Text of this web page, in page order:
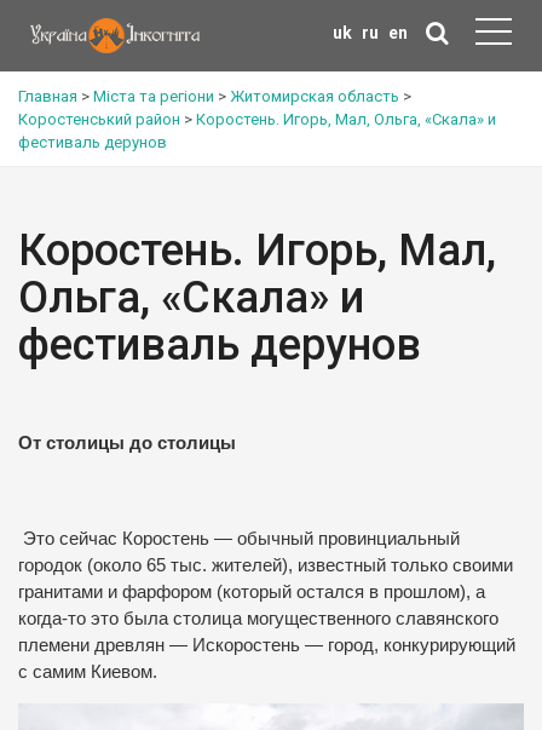
uk ru en
Главная > Міста та регіони > Житомирская область >
Коростенський район > Коростень. Игорь, Мал, Ольга, «Скала» и
фестиваль дерунов
Коростень. Игорь, Мал,
Ольга, «Скала» и
фестиваль дерунов
От столицы до столицы
Это сейчас Коростень — обычный провинциальный
городок (около 65 тыс. жителей), известный только своими
гранитами и фарфором (который остался в прошлом), а
когда-то это была столица могущественного славянского
племени древлян — Искоростень — город, конкурирующий
с самим Киевом.